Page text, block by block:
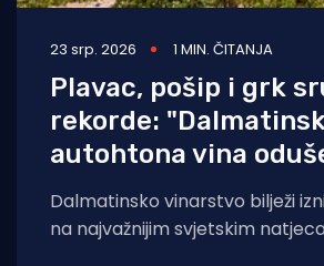
23 srp. 2026 1 MIN. ČITANJA
Plavac, pošip i grk
rekorde:
autohtona vina
Dalmatinsko vinarstvo bilježi
na najvažnijim svjetskim